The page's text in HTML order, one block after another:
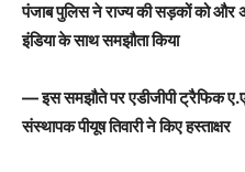
पंजाब पुलिस ने राज्य की सड़कों को और
इंडिया के साथ समझौता किया
— इस समझौते पर एडीजीपी ट्रैफिक
संस्थापक पीयूष तिवारी ने किए हस्ताक्षर